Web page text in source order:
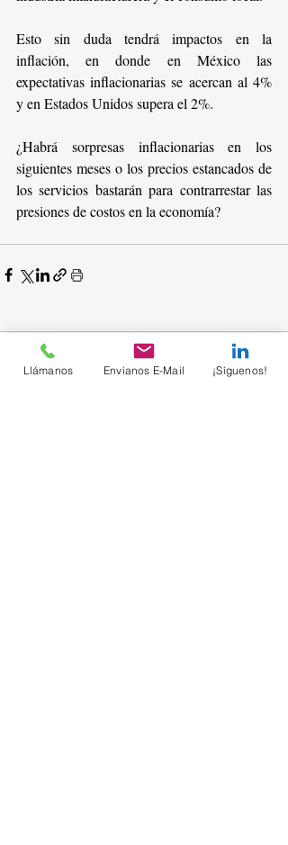
Esto sin duda tendrá impactos en la
inflación, en donde en México las
expectativas inflacionarias se acercan al 4%
y en Estados Unidos supera el 2%.
¿Habrá sorpresas inflacionarias en los
siguientes meses o los precios estancados de
los servicios bastarán para contrarrestar las
presiones de costos en la economía?
Comentarios
Llámanos Envíanos E-Mail ¡Síguenos!